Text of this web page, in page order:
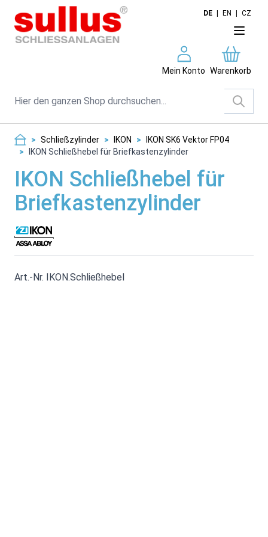
Direkt zum Inhalt
DE EN CZ
Mein Konto Warenkorb
Suche
> Schließzylinder > IKON >
IKON SK6 Vektor FP04
>
IKON Schließhebel für Briefkastenzylinder
IKON Schließhebel für
Briefkastenzylinder
Art.-Nr. IKON.Schließhebel